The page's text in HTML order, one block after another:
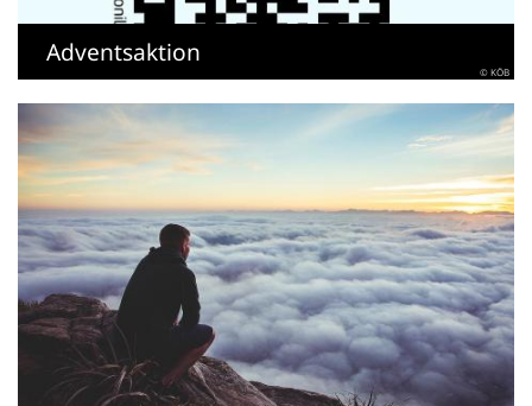
Adventsaktion
© KÖB